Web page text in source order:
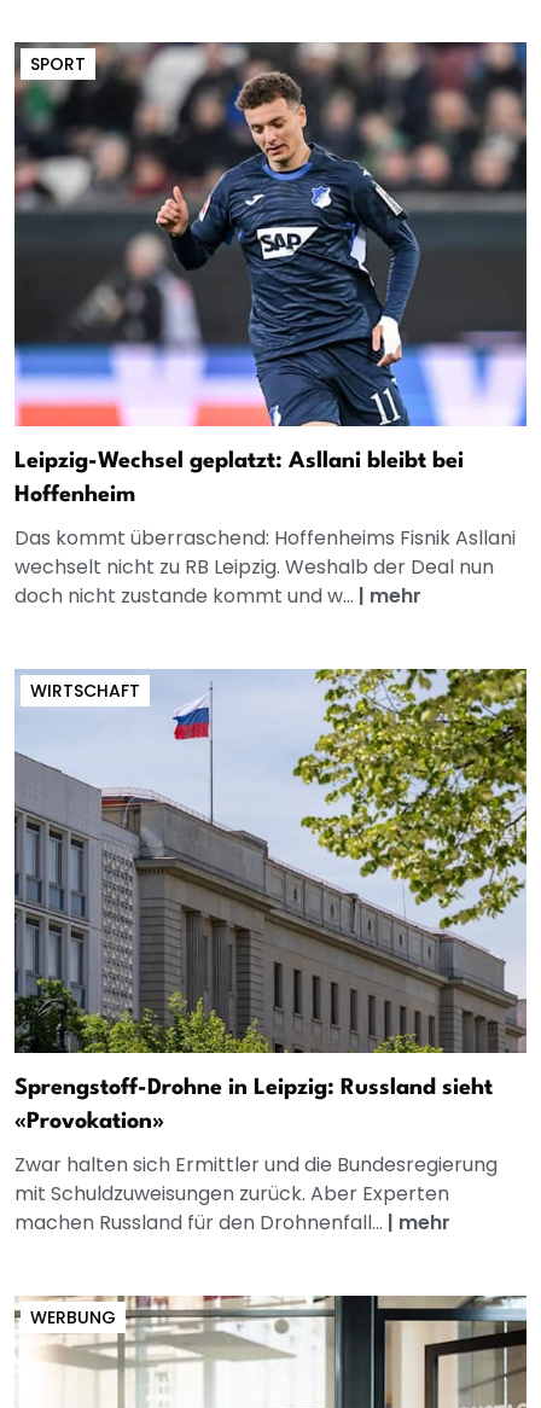
SPORT
Leipzig-Wechsel geplatzt: Asllani bleibt bei
Hoffenheim
Das kommt überraschend: Hoffenheims Fisnik Asllani
wechselt nicht zu RB Leipzig. Weshalb der Deal nun
doch nicht zustande kommt und w... | mehr
WIRTSCHAFT
Sprengstoff-Drohne in Leipzig: Russland sieht
«Provokation»
Zwar halten sich Ermittler und die Bundesregierung
mit Schuldzuweisungen zurück. Aber Experten
machen Russland für den Drohnenfall... | mehr
WERBUNG